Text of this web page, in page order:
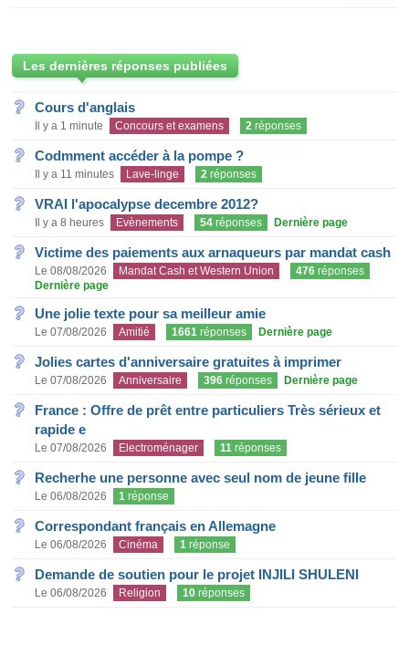
Les dernières réponses publiées
Cours d'anglais
Il y a 1 minute Concours et examens 2 réponses
Codmment accéder à la pompe ?
Il y a 11 minutes Lave-linge 2 réponses
VRAI l'apocalypse decembre 2012?
Il y a 8 heures Evènements 54 réponses Dernière page
Victime des paiements aux arnaqueurs par mandat cash
Le 08/08/2026 Mandat Cash et Western Union 476 réponses
Dernière page
Une jolie texte pour sa meilleur amie
Le 07/08/2026 Amitié 1661 réponses Dernière page
Jolies cartes d'anniversaire gratuites à imprimer
Le 07/08/2026 Anniversaire 396 réponses Dernière page
France : Offre de prêt entre particuliers Très sérieux et
rapide e
Le 07/08/2026 Electroménager 11 réponses
Recherhe une personne avec seul nom de jeune fille
Le 06/08/2026 1 réponse
Correspondant français en Allemagne
Le 06/08/2026 Cinéma 1 réponse
Demande de soutien pour le projet INJILI SHULENI
Le 06/08/2026 Religion 10 réponses